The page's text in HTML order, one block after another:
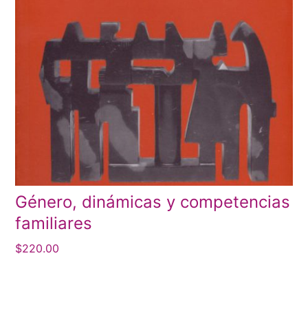
Género, dinámicas y competencias
familiares
$220.00